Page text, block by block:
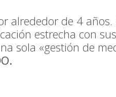
alrededor de 4
estrecha con
sola «gestión de